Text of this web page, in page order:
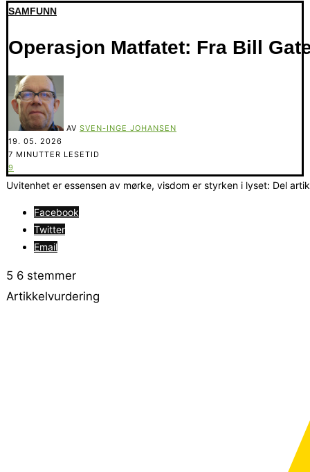
SAMFUNN
Operasjon Matfatet: Fra Bill
AV SVEN-INGE JOHANSEN
19. 05. 2026
7 MINUTTER LESETID
9
Uvitenhet er essensen av mørke, visdom er styrken i lyset: Del
Facebook
Twitter
Email
5 6 stemmer
Artikkelvurdering